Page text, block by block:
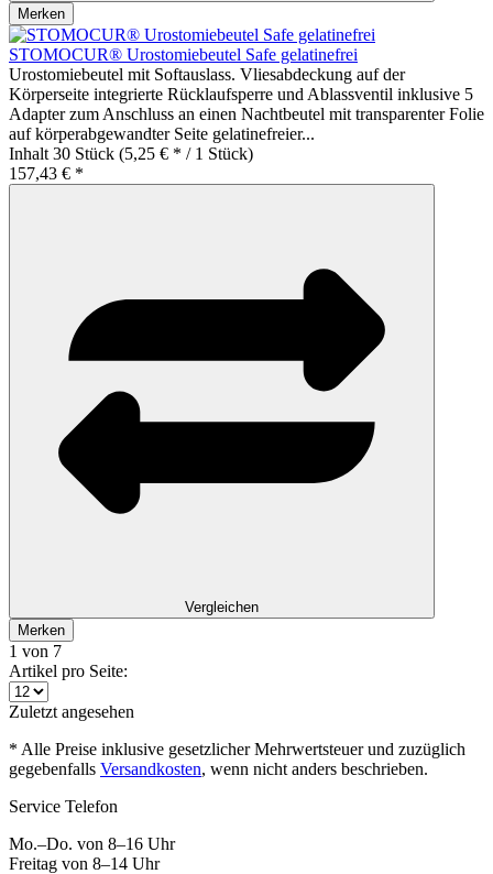
Merken
STOMOCUR® Urostomiebeutel Safe gelatinefrei
Urostomiebeutel mit Softauslass. Vliesabdeckung auf der
Körperseite integrierte Rücklaufsperre und Ablassventil inklusive 5
Adapter zum Anschluss an einen Nachtbeutel mit transparenter Folie
auf körperabgewandter Seite gelatinefreier...
Inhalt 30 Stück (5,25 € * / 1 Stück)
157,43 € *
Vergleichen
Merken
1 von 7
Artikel pro Seite:
Zuletzt angesehen
* Alle Preise inklusive gesetzlicher Mehrwertsteuer und zuzüglich
gegebenfalls Versandkosten, wenn nicht anders beschrieben.
Service Telefon
Mo.–Do. von 8–16 Uhr
Freitag von 8–14 Uhr